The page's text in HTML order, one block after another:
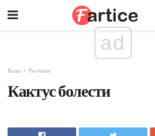
ad
Къща Растения
Кактус болести